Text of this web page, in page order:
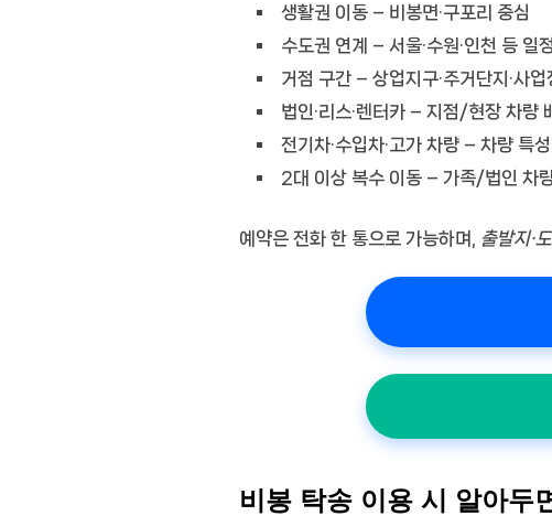
생활권 이동 – 비봉면·구포리 중심
수도권 연계 – 서울·수원·인천 등 일
거점 구간 – 상업지구·주거단지·사
법인·리스·렌터카 – 지점/현장 차량
전기차·수입차·고가 차량 – 차량 특
2대 이상 복수 이동 – 가족/법인 차
예약은 전화 한 통으로 가능하며, 출발지·
비봉 탁송 이용 시 알아두